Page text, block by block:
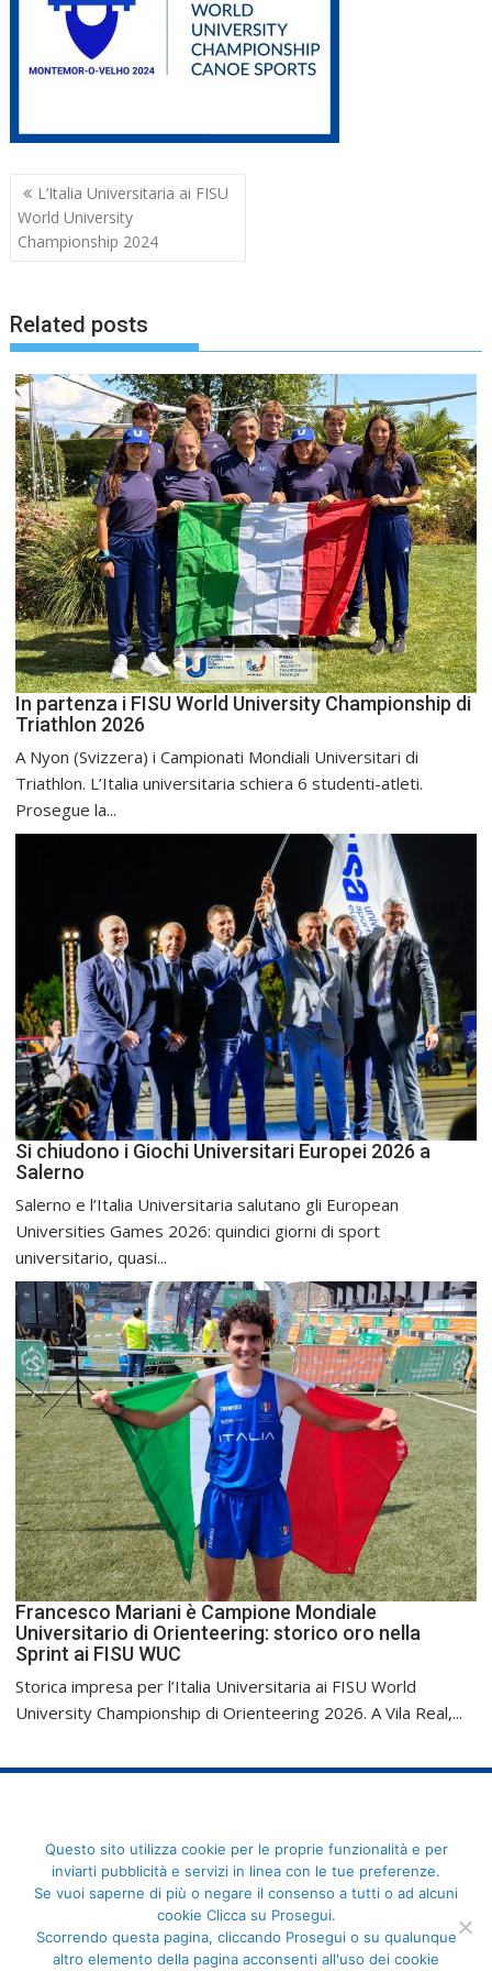
Navigazione
articoli
L’Italia Universitaria ai FISU
World University
Championship 2024
Related posts
In partenza i FISU World University Championship di
Triathlon 2026
A Nyon (Svizzera) i Campionati Mondiali Universitari di
Triathlon. L’Italia universitaria schiera 6 studenti-atleti.
Prosegue la...
Si chiudono i Giochi Universitari Europei 2026 a
Salerno
Salerno e l’Italia Universitaria salutano gli European
Universities Games 2026: quindici giorni di sport
universitario, quasi...
Francesco Mariani è Campione Mondiale
Universitario di Orienteering: storico oro nella
Sprint ai FISU WUC
Storica impresa per l’Italia Universitaria ai FISU World
University Championship di Orienteering 2026. A Vila Real,...
FederCUSI: Federazione Italiana dello Sport Universitario - Via
Angelo Brofferio, 7 - 00195 Roma - C.F. 80109270589
Questo sito utilizza cookie per le proprie funzionalità e per
inviarti pubblicità e servizi in linea con le tue preferenze.
Se vuoi saperne di più o negare il consenso a tutti o ad alcuni
cookie Clicca su Prosegui.
Scorrendo questa pagina, cliccando Prosegui o su qualunque
altro elemento della pagina acconsenti all'uso dei cookie